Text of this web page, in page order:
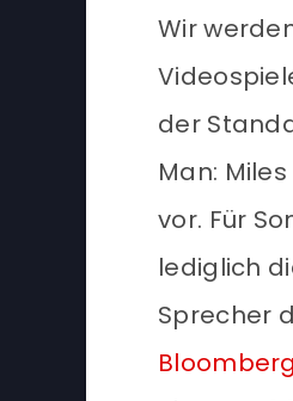
Wir
der
Man:
vor. Für
lediglich
Sprecher
Bloomberg